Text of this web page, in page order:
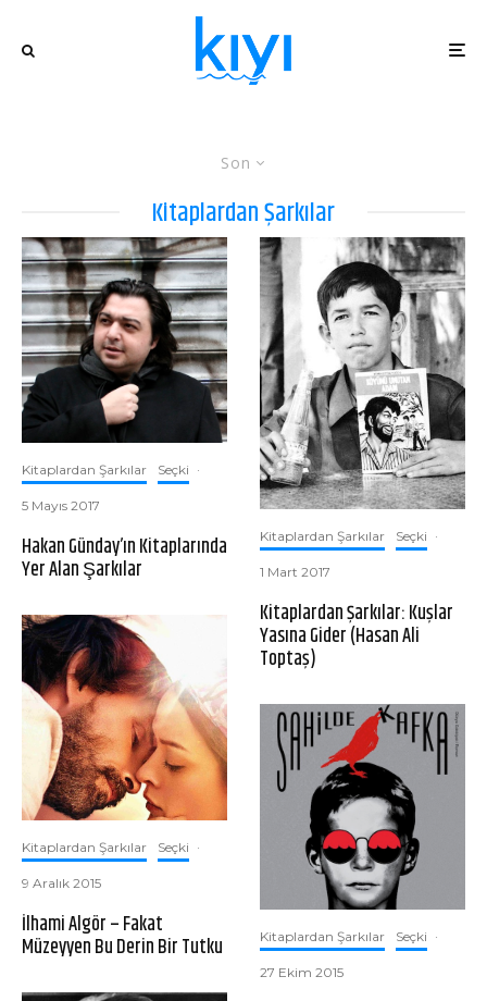
Son
Kitaplardan Şarkılar
Kitaplardan Şarkılar Seçki ·
5 Mayıs 2017
Hakan Günday’ın Kitaplarında
Yer Alan Şarkılar
Kitaplardan Şarkılar Seçki ·
9 Aralık 2015
İlhami Algör – Fakat
Müzeyyen Bu Derin Bir Tutku
Kitaplardan Şarkılar Seçki ·
1 Mart 2017
Kitaplardan Şarkılar: Kuşlar
Yasına Gider (Hasan Ali
Toptaş)
Kitaplardan Şarkılar Seçki ·
27 Ekim 2015